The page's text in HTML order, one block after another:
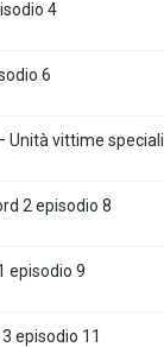
4
6
Unità vittime
2 episodio 8
episodio 9
episodio 11